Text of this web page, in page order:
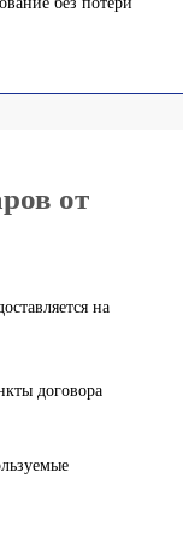
от
на
договора